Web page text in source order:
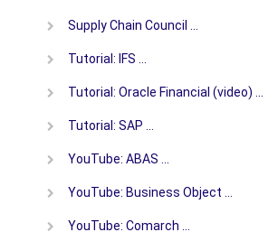
Supply Chain Council …
Tutorial: IFS …
Tutorial: Oracle Financial (video) …
Tutorial: SAP …
YouTube: ABAS …
YouTube: Business Object …
YouTube: Comarch …